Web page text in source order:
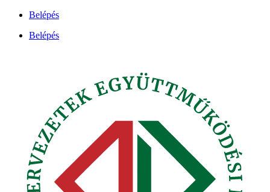
Ugrás
tartalomhoz
Belépés
Belépés